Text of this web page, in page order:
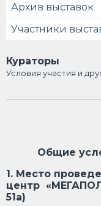
Архив выставок
Участники
Кураторы
Условия участия и
Общие
1. Место
центр
51а)